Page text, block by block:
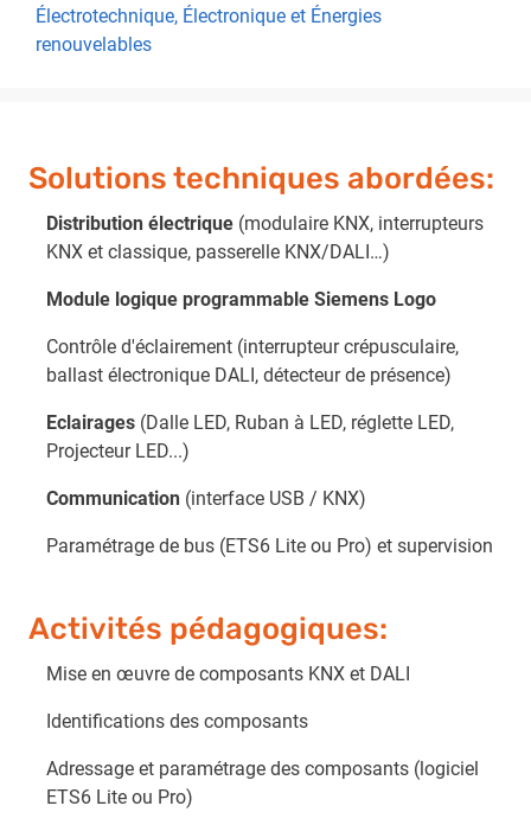
Électrotechnique, Électronique et Énergies
renouvelables
Solutions techniques abordées:
Distribution électrique (modulaire KNX, interrupteurs
KNX et classique, passerelle KNX/DALI…)
Module logique programmable Siemens Logo
Contrôle d'éclairement (interrupteur crépusculaire,
ballast électronique DALI, détecteur de présence)
Eclairages (Dalle LED, Ruban à LED, réglette LED,
Projecteur LED...)
Communication (interface USB / KNX)
Paramétrage de bus (ETS6 Lite ou Pro) et supervision
Activités pédagogiques:
Mise en œuvre de composants KNX et DALI
Identifications des composants
Adressage et paramétrage des composants (logiciel
ETS6 Lite ou Pro)